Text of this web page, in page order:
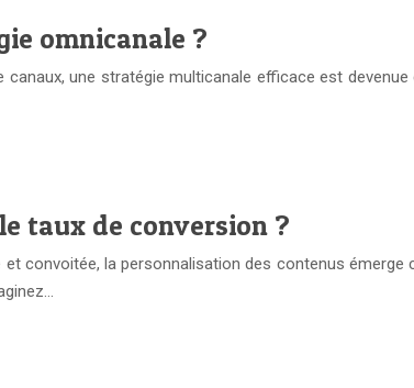
omnicanale ?
une stratégie multicanale efficace est
taux de conversion ?
convoitée, la personnalisation des contenus